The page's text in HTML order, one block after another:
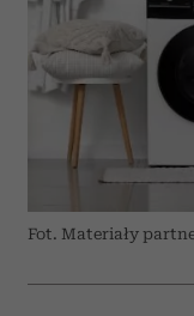
Fot. Materiały